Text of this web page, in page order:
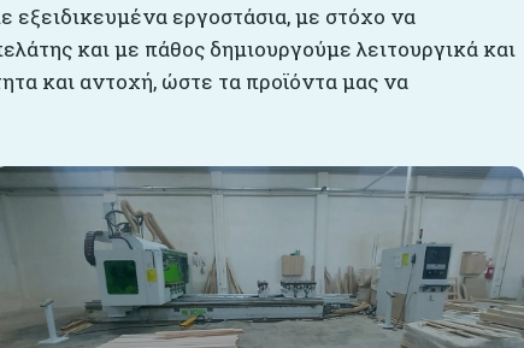
εξειδικευμένα εργοστάσια, με στόχο να
και με πάθος δημιουργούμε λειτουργικά και
και αντοχή, ώστε τα προϊόντα μας να